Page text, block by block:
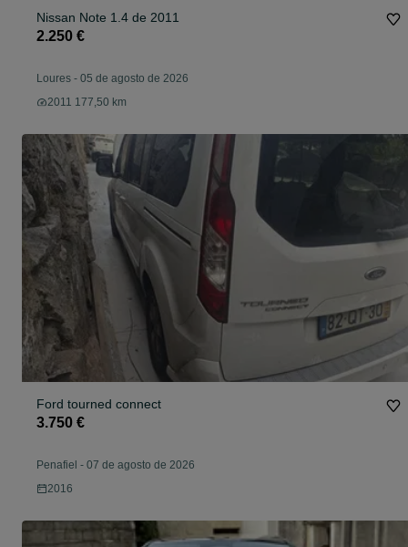
Nissan Note 1.4 de 2011
2.250 €
Loures - 05 de agosto de 2026
2011 177,50 km
Ford tourned connect
3.750 €
Penafiel - 07 de agosto de 2026
2016